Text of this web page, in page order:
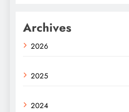
Archives
2026
2025
2024